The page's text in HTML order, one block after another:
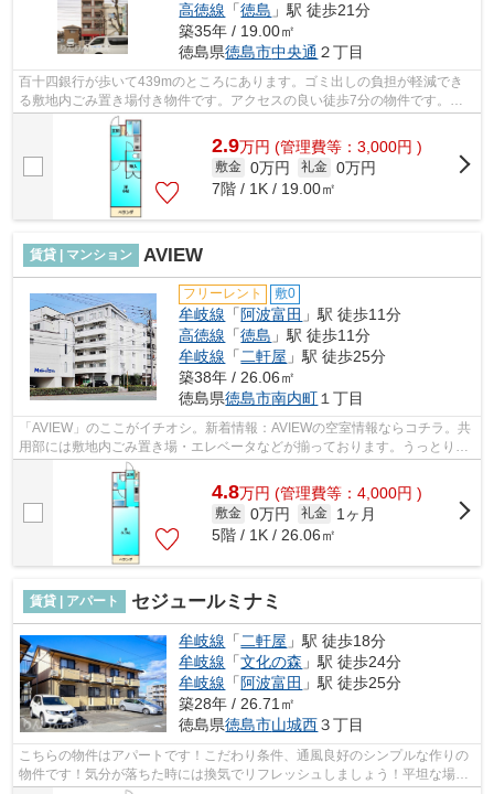
高徳線 「徳島 」駅 徒歩21分
築35年 / 19.00㎡
徳島県徳島市中央通 ２丁目
百十四銀行が歩いて439mのところにあります。ゴミ出しの負担が軽減でき
る敷地内ごみ置き場付き物件です。アクセスの良い徒歩7分の物件です。こ
ちらの物件はマンションです。興味を持っ...
2.9万円 (管理費等：3,000円 )
敷金 0万円 礼金 0万円
7階 / 1K / 19.00㎡
賃貸 | マンション AVIEW
フリーレント 敷0
牟岐線 「 阿波富田 」駅 徒歩11分
高徳線 「徳島 」駅 徒歩11分
牟岐線 「 二軒屋 」駅 徒歩25分
築38年 / 26.06㎡
徳島県徳島市南内町 １丁目
「AVIEW」のここがイチオシ。新着情報：AVIEWの空室情報ならコチラ。共
用部には敷地内ごみ置き場・エレベータなどが揃っております。うっとりす
る程綺麗な景色を眺められる、誰もが憧...
4.8万円 (管理費等：4,000円 )
敷金 0万円 礼金
1ヶ月
5階 / 1K / 26.06㎡
賃貸 | アパート セジュールミナミ
牟岐線 「二軒屋 」駅 徒歩18分
牟岐線 「文化の森 」駅 徒歩24分
牟岐線 「 阿波富田 」駅 徒歩25分
築28年 / 26.71㎡
徳島県徳島市山城西３丁目
こちらの物件はアパートです！こだわり条件、通風良好のシンプルな作りの
物件です！気分が落ちた時には換気でリフレッシュしましょう！平坦な場所